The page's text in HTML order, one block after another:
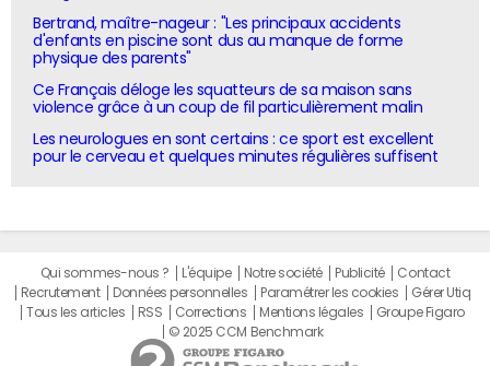
Bertrand, maître-nageur : "Les principaux accidents
d'enfants en piscine sont dus au manque de forme
physique des parents"
Ce Français déloge les squatteurs de sa maison sans
violence grâce à un coup de fil particulièrement malin
Les neurologues en sont certains : ce sport est excellent
pour le cerveau et quelques minutes régulières suffisent
Qui sommes-nous ? L'équipe Notre société Publicité
Contact
Recrutement
Données personnelles Paramétrer les cookies
Gérer Utiq
Tous les articles
RSS Corrections Mentions légales
Groupe Figaro
© 2025 CCM Benchmark